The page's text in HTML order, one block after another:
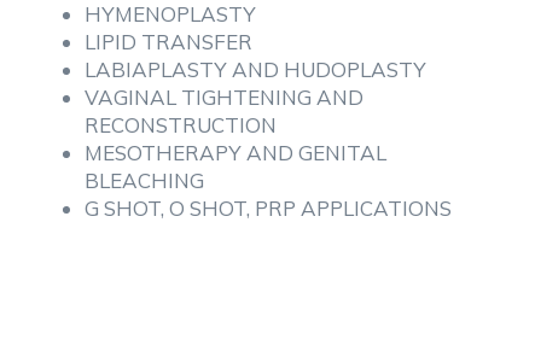
HYMENOPLASTY
LIPID TRANSFER
LABIAPLASTY AND HUDOPLASTY
VAGINAL TIGHTENING AND
RECONSTRUCTION
MESOTHERAPY AND GENITAL
BLEACHING
G SHOT, O SHOT, PRP APPLICATIONS